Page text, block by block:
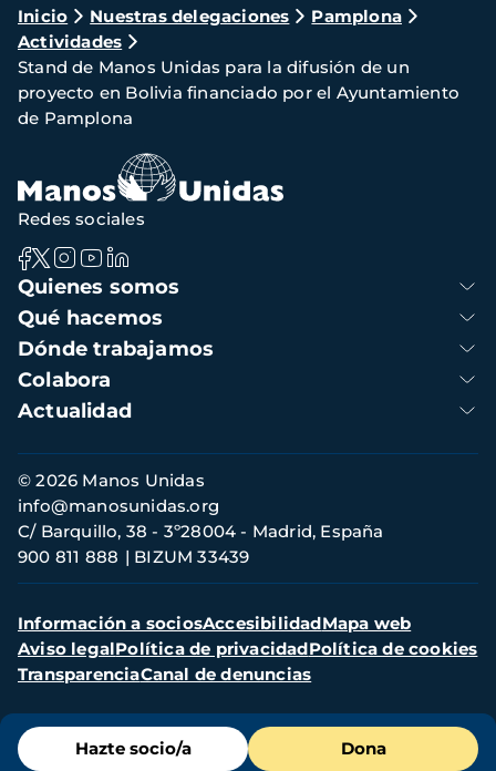
Ruta
de
navegación
Inicio Nuestras delegaciones
Pamplona
Actividades
Stand de Manos Unidas para la difusión de un
proyecto en Bolivia financiado por el Ayuntamiento
de Pamplona
Menú
de
Hazte socio/a Dona
Navegación
principal
Quienes somos
Qué hacemos
Dónde trabajamos
Colabora
Actualidad
Redes sociales
Información
de
contacto
© 2026 Manos Unidas
C/ Barquillo, 38 - 3º28004 - Madrid, España
900 811 888
BIZUM 33439
info@manosunidas.org
Menú
secundario
Información a sociosAccesibilidadMapa web
Aviso legalPolítica de privacidadPolítica de cookies
TransparenciaCanal de denuncias